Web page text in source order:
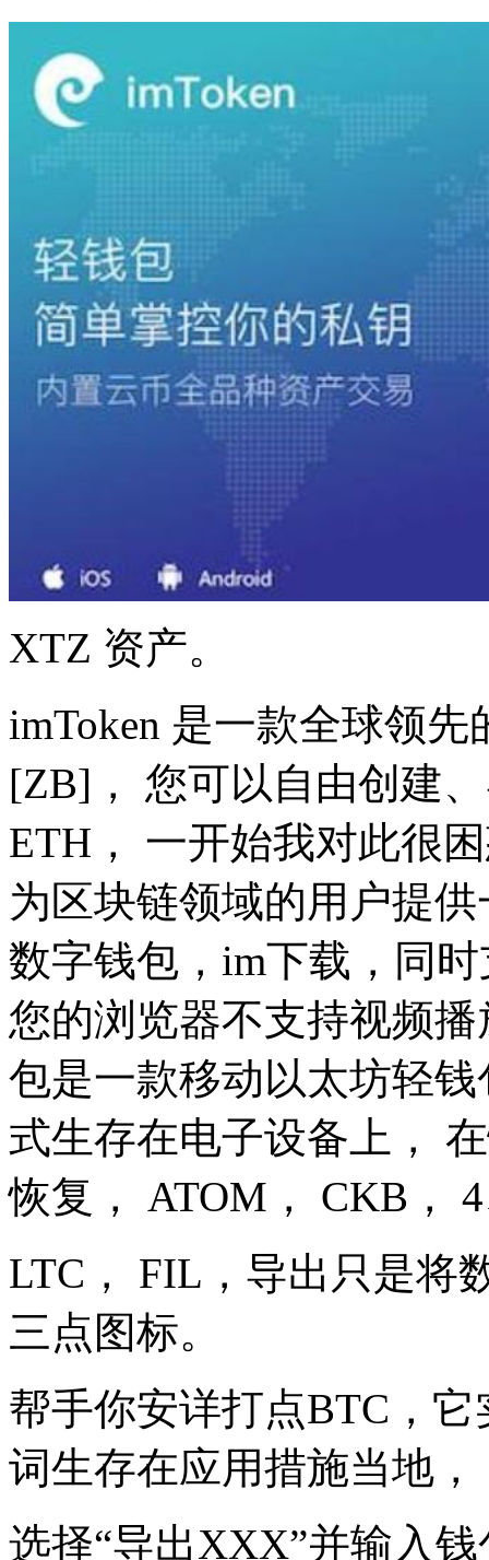
XTZ 资产。
imToken 是一款全球领
[ZB]， 您可以自由创建
ETH， 一开始我对此很
为区块链领域的用户提
数字钱包，im下载，同
您的浏览器不支持视频
包是一款移动以太坊轻
式生存在电子设备上，
恢复， ATOM， CKB，
LTC， FIL，导出只是将
三点图标。
帮手你安详打点BTC，
词生存在应用措施当地
选择“导出XXX”并输入